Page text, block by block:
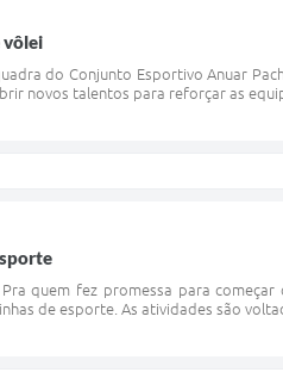
vôlei
do Conjunto Esportivo Anuar
novos talentos para reforçar as
quem fez promessa para
de esporte. As atividades são